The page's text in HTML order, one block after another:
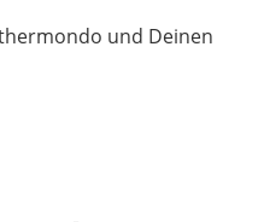
und Deinen